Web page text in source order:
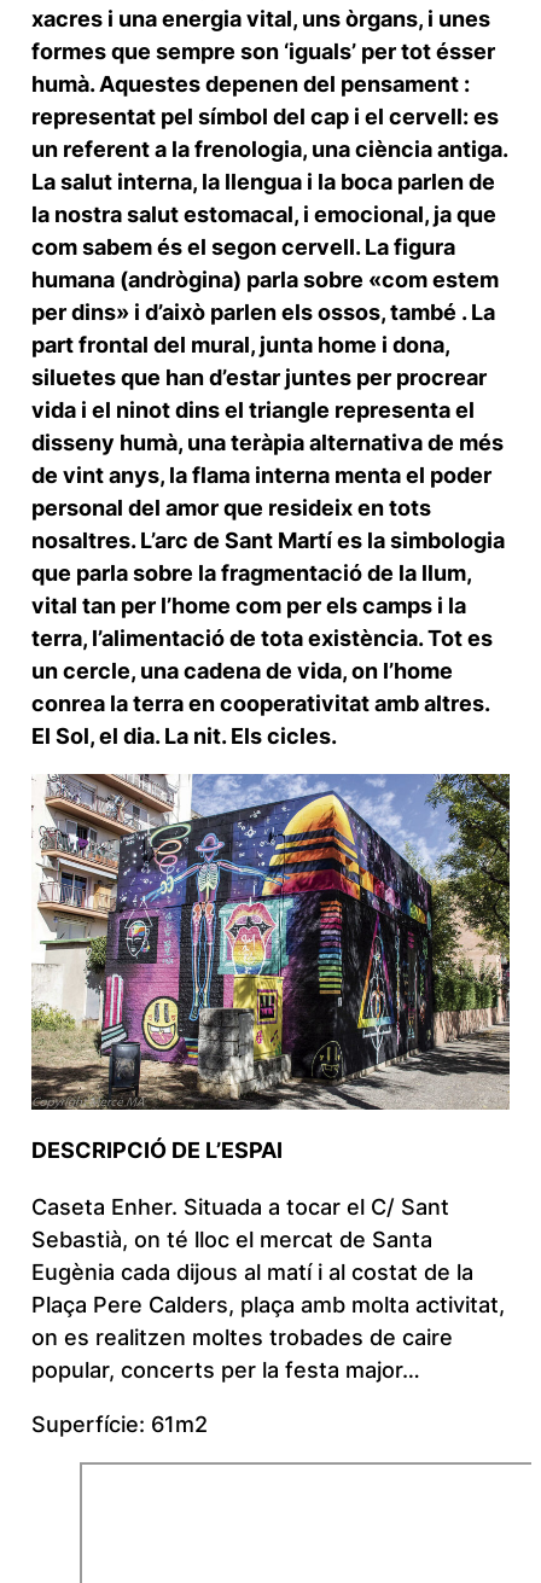
xacres i una energia vital, uns òrgans, i unes
formes que sempre son ‘iguals’ per tot ésser
humà. Aquestes depenen del pensament :
representat pel símbol del cap i el cervell: es
un referent a la frenologia, una ciència antiga.
La salut interna, la llengua i la boca parlen de
la nostra salut estomacal, i emocional, ja que
com sabem és el segon cervell. La figura
humana (andrògina) parla sobre «com estem
per dins» i d’això parlen els ossos, també . La
part frontal del mural, junta home i dona,
siluetes que han d’estar juntes per procrear
vida i el ninot dins el triangle representa el
disseny humà, una teràpia alternativa de més
de vint anys, la flama interna menta el poder
personal del amor que resideix en tots
nosaltres. L’arc de Sant Martí es la simbologia
que parla sobre la fragmentació de la llum,
vital tan per l’home com per els camps i la
terra, l’alimentació de tota existència. Tot es
un cercle, una cadena de vida, on l’home
conrea la terra en cooperativitat amb altres.
El Sol, el dia. La nit. Els cicles.
DESCRIPCIÓ DE L’ESPAI
Caseta Enher. Situada a tocar el C/ Sant
Sebastià, on té lloc el mercat de Santa
Eugènia cada dijous al matí i al costat de la
Plaça Pere Calders, plaça amb molta activitat,
on es realitzen moltes trobades de caire
popular, concerts per la festa major…
Superfície: 61m2